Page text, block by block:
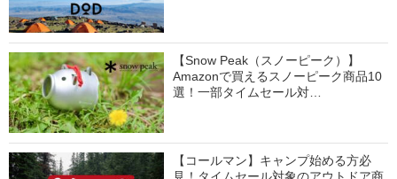
【Snow Peak（スノーピーク）】
Amazonで買えるスノーピーク商品10
選！一部タイムセール対…
【コールマン】キャンプ始める方必
見！タイムセール対象のアウトドア商